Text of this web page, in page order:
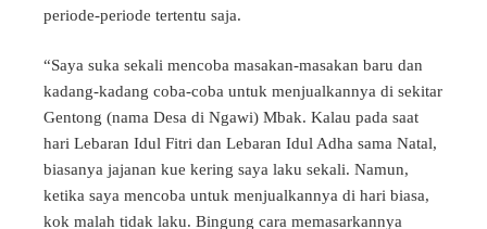
periode-periode tertentu saja.
“Saya suka sekali mencoba masakan-masakan baru dan
kadang-kadang coba-coba untuk menjualkannya di sekitar
Gentong (nama Desa di Ngawi) Mbak. Kalau pada saat
hari Lebaran Idul Fitri dan Lebaran Idul Adha sama Natal,
biasanya jajanan kue kering saya laku sekali. Namun,
ketika saya mencoba untuk menjualkannya di hari biasa,
kok malah tidak laku. Bingung cara memasarkannya